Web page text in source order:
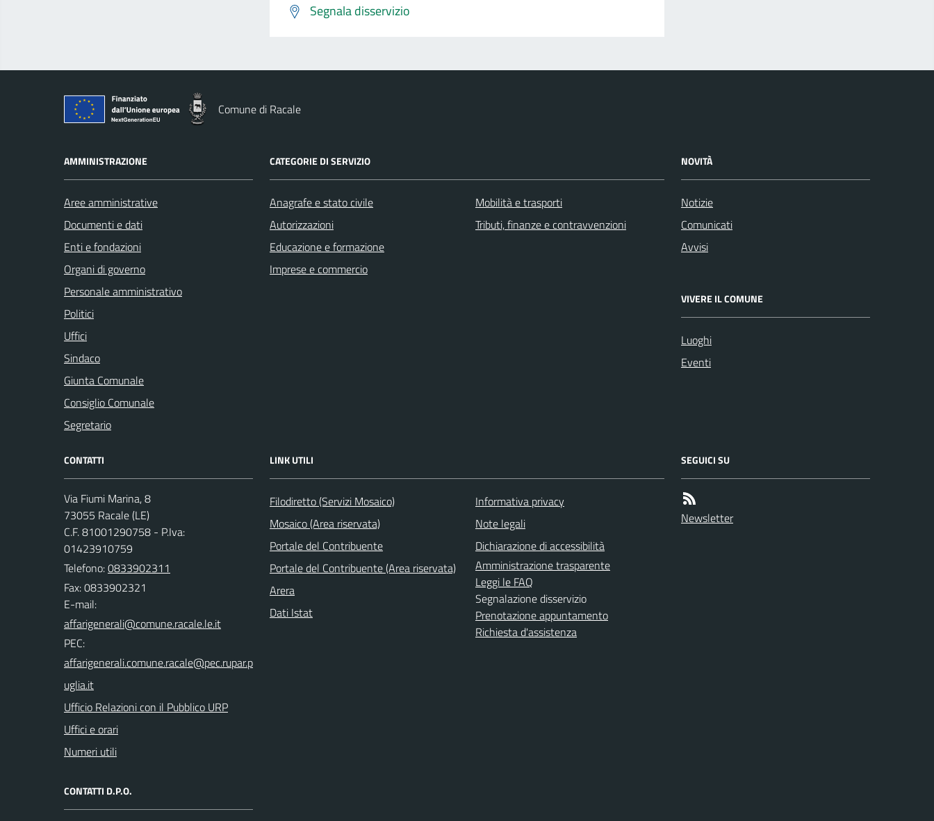
Segnala disservizio
Comune di Racale
AMMINISTRAZIONE
Aree amministrative
Documenti e dati
Enti e fondazioni
Organi di governo
Personale amministrativo
Politici
Uffici
Sindaco
Giunta Comunale
Consiglio Comunale
Segretario
CATEGORIE DI SERVIZIO
Anagrafe e stato civile
Autorizzazioni
Educazione e formazione
Imprese e commercio
Mobilità e trasporti
Tributi, finanze e contravvenzioni
NOVITÀ
Notizie
Comunicati
Avvisi
VIVERE IL COMUNE
Luoghi
Eventi
CONTATTI
Via Fiumi Marina, 8
73055 Racale (LE)
C.F. 81001290758 - P.Iva:
01423910759
Telefono:0833902311
Fax: 0833902321
E-mail:
PEC:
Ufficio Relazioni con il Pubblico URP
Uffici e orari
Numeri utili
CONTATTI D.P.O.
LINK UTILI
Filodiretto (Servizi Mosaico)
Mosaico (Area riservata)
Portale del Contribuente
Portale del Contribuente (Area riservata)
Arera
Dati Istat
Informativa privacy
Note legali
Dichiarazione di accessibilità
Amministrazione trasparente
Leggi le FAQ
Segnalazione disservizio
Prenotazione appuntamento
Richiesta d'assistenza
SEGUICI SU
Newsletter